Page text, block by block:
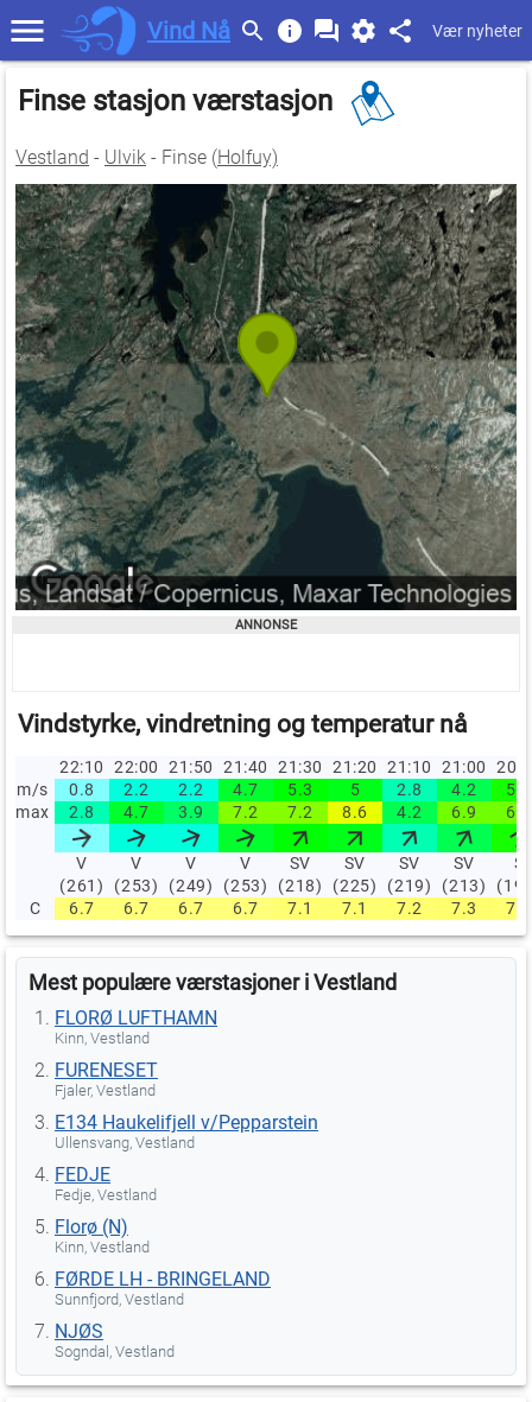
Vind Nå Vær nyheter
Finse stasjon værstasjon
Vestland - Ulvik - Finse (Holfuy)
Vindstyrke, vindretning og temperatur nå
22:10 22:00 21:50 21:40 21:30 21:20 21:10 21:00
m/s
0.8 2.2 2.2 4.7 5.3 5 2.8 4.2
5.6
max
2.8 4.7 3.9 7.2 7.2 8.6 4.2 6.9 6.9
V
(261)
V
(253)
V
(249)
V
(253)
SV
(218)
SV
(225)
SV
(219)
SV
(213)
S
C
6.7 6.7 6.7 6.7 7.1 7.1 7.2 7.3 7.2
Mest populære værstasjoner i Vestland
FLORØ LUFTHAMN
Kinn, Vestland
FURENESET
Fjaler, Vestland
E134 Haukelifjell v/Pepparstein
Ullensvang, Vestland
FEDJE
Fedje, Vestland
Florø (N)
Kinn, Vestland
FØRDE LH - BRINGELAND
Sunnfjord, Vestland
NJØS
Sogndal, Vestland